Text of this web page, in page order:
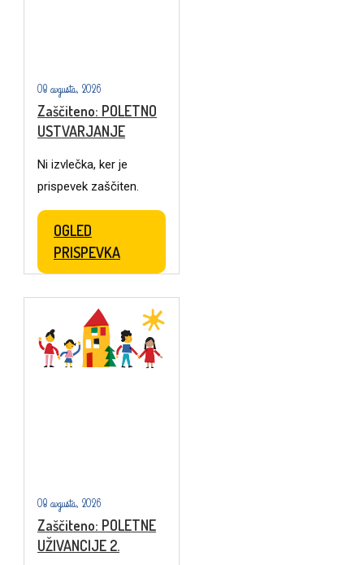
08 avgusta, 2026
Zaščiteno: POLETNO
USTVARJANJE
Ni izvlečka, ker je
prispevek zaščiten.
OGLED
PRISPEVKA
08 avgusta, 2026
Zaščiteno: POLETNE
UŽIVANCIJE 2.